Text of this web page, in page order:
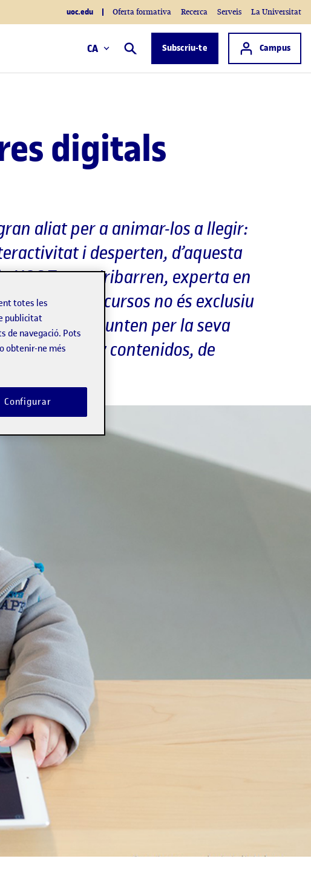
uoc.edu Oferta formativa Recerca Serveis La Universitat
Cercar Subscriu-te Accés a
Campus
CA
digitals
aliat per a animar-los a llegir:
i desperten, d’aquesta
UOC Teresa Iribarren, experta en
aquests recursos no és exclusiu
més èxit», apunten per la seva
y contenidos, de
totes les
publicitat
de navegació. Pots
obtenir-ne més
Configurar